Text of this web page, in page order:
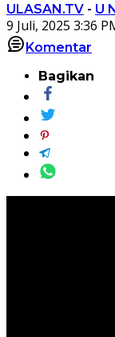
ULASAN.TV - U
9 Juli, 2025 3:36
Komentar
Bagikan